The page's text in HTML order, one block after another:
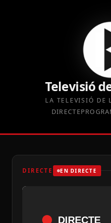
Televisió
LA TELEVISIÓ DE
DIRECTE
DIRECTE EN DIRECTE
DIRECTE